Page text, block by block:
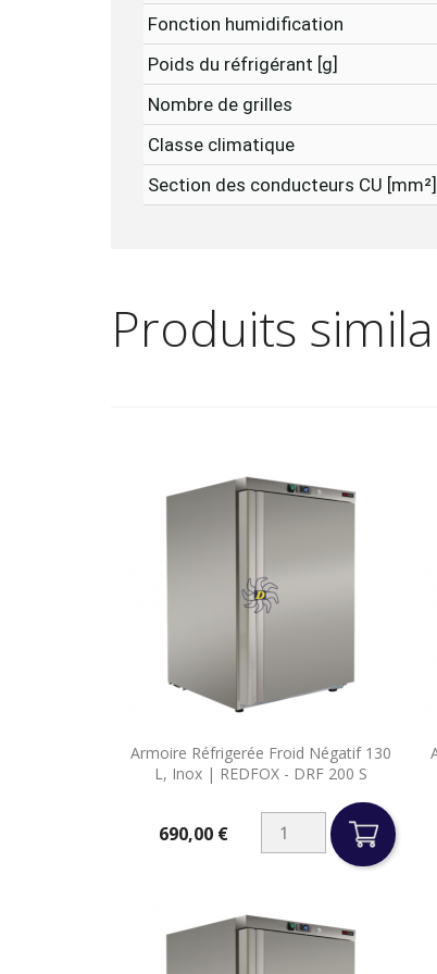
Fonction humidification
Poids du réfrigérant [g]
Nombre de grilles
Classe climatique
Section des conducteurs CU [mm²]
Produits
Armoire Réfrigerée Froid Négatif 130
L, Inox | REDFOX - DRF 200 S
690,00 €
Aperçu rapide